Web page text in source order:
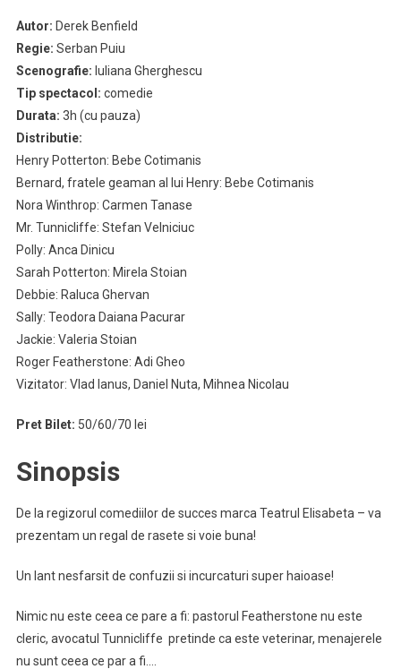
Autor: Derek Benfield
Regie: Serban Puiu
Scenografie: Iuliana Gherghescu
Tip spectacol: comedie
Durata: 3h (cu pauza)
Distributie:
Henry Potterton: Bebe Cotimanis
Bernard, fratele geaman al lui Henry: Bebe Cotimanis
Nora Winthrop: Carmen Tanase
Mr. Tunnicliffe: Stefan Velniciuc
Polly: Anca Dinicu
Sarah Potterton: Mirela Stoian
Debbie: Raluca Ghervan
Sally: Teodora Daiana Pacurar
Jackie: Valeria Stoian
Roger Featherstone: Adi Gheo
Vizitator: Vlad Ianus, Daniel Nuta, Mihnea Nicolau
Pret Bilet: 50/60/70 lei
Sinopsis
De la regizorul comediilor de succes marca Teatrul Elisabeta – va
prezentam un regal de rasete si voie buna!
Un lant nesfarsit de confuzii si incurcaturi super haioase!
Nimic nu este ceea ce pare a fi: pastorul Featherstone nu este
cleric, avocatul Tunnicliffe pretinde ca este veterinar, menajerele
nu sunt ceea ce par a fi….